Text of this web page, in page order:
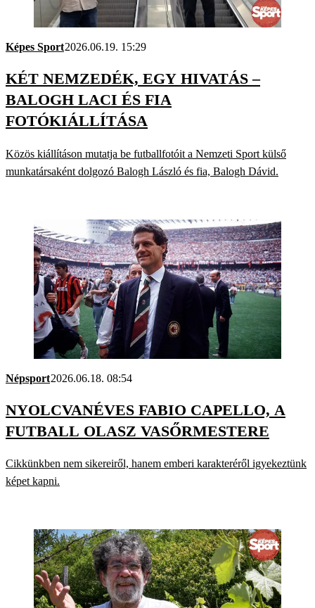
Képes Sport2026.06.19. 15:29
KÉT NEMZEDÉK, EGY HIVATÁS –
BALOGH LACI ÉS FIA
FOTÓKIÁLLÍTÁSA
Közös kiállításon mutatja be futballfotóit a Nemzeti Sport külső
munkatársaként dolgozó Balogh László és fia, Balogh Dávid.
Népsport2026.06.18. 08:54
NYOLCVANÉVES FABIO CAPELLO, A
FUTBALL OLASZ VASŐRMESTERE
Cikkünkben nem sikereiről, hanem emberi karakteréről igyekeztünk
képet kapni.